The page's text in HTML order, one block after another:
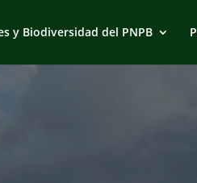
y Biodiversidad del PNPB